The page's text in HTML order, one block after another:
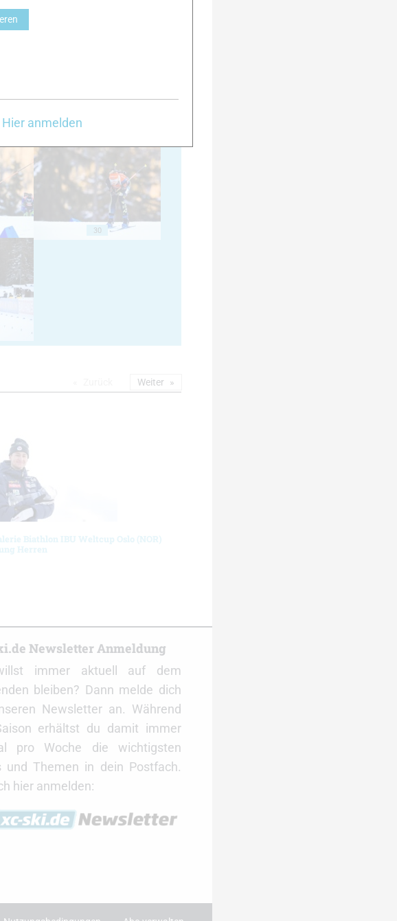
30
Biathlon IBU Weltcup Oslo (NOR)
Herren
Weiter
Newsletter Anmeldung
immer aktuell auf dem
bleiben? Dann melde dich
Newsletter an. Während
erhältst du damit immer
pro Woche die wichtigsten
und Themen in dein Postfach.
hier anmelden:
anmelden